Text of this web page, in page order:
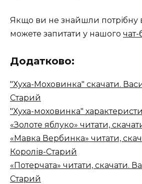
Якщо ви не знайшли потрібну
можете запитати у нашого чат-
Додатково:
"Хуха-Моховинка" скачати.
Старий
"Хуха-моховинка"
«Золоте яблуко» читати,
«Мавка Вербинка» читати,
Королів-Старий
«Потерчата» читати, скачати.
Старий